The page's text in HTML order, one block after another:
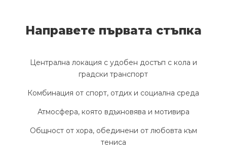
Направете първата стъпка
Централна локация с удобен достъп с кола и
градски транспорт
Комбинация от спорт, отдих и социална среда
Атмосфера, която вдъхновява и мотивира
Общност от хора, обединени от любовта към
тениса